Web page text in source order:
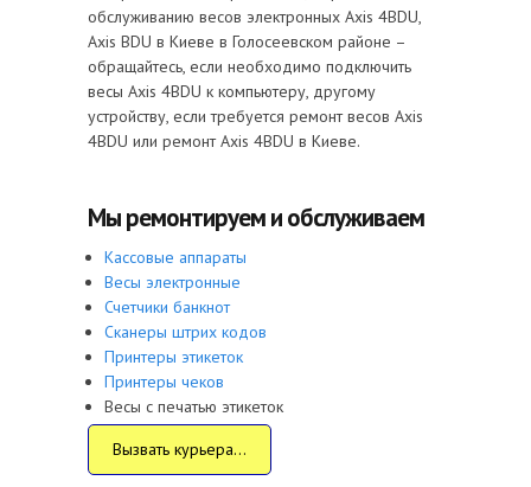
обслуживанию весов электронных Axis 4BDU,
Axis BDU в Киеве в Голосеевском районе –
обращайтесь, если необходимо подключить
весы Axis 4BDU к компьютеру, другому
устройству, если требуется ремонт весов Axis
4BDU или ремонт Axis 4BDU в Киеве.
Мы ремонтируем и обслуживаем
Кассовые аппараты
Весы электронные
Счетчики банкнот
Сканеры штрих кодов
Принтеры этикеток
Принтеры чеков
Весы с печатью этикеток
Вызвать курьера...